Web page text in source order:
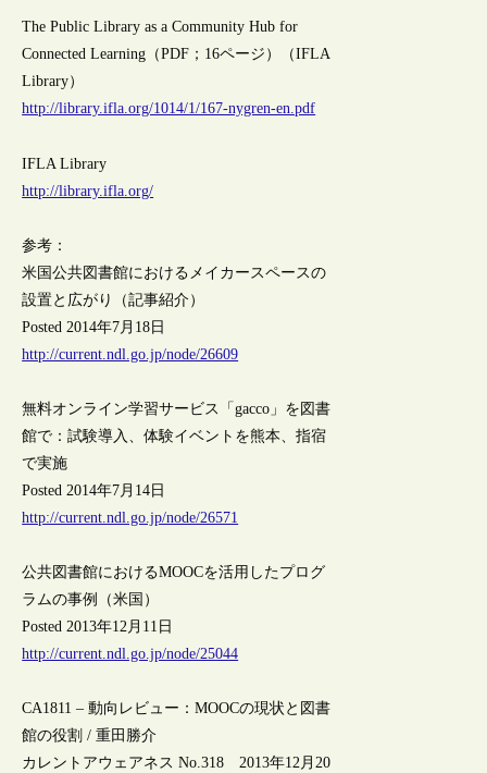
The Public Library as a Community Hub for
Connected Learning（PDF；16ページ）（IFLA
Library）
http://library.ifla.org/1014/1/167-nygren-en.pdf
IFLA Library
http://library.ifla.org/
参考：
米国公共図書館におけるメイカースペースの
設置と広がり（記事紹介）
Posted 2014年7月18日
http://current.ndl.go.jp/node/26609
無料オンライン学習サービス「gacco」を図書
館で：試験導入、体験イベントを熊本、指宿
で実施
Posted 2014年7月14日
http://current.ndl.go.jp/node/26571
公共図書館におけるMOOCを活用したプログ
ラムの事例（米国）
Posted 2013年12月11日
http://current.ndl.go.jp/node/25044
CA1811 – 動向レビュー：MOOCの現状と図書
館の役割 / 重田勝介
カレントアウェアネス No.318 2013年12月20